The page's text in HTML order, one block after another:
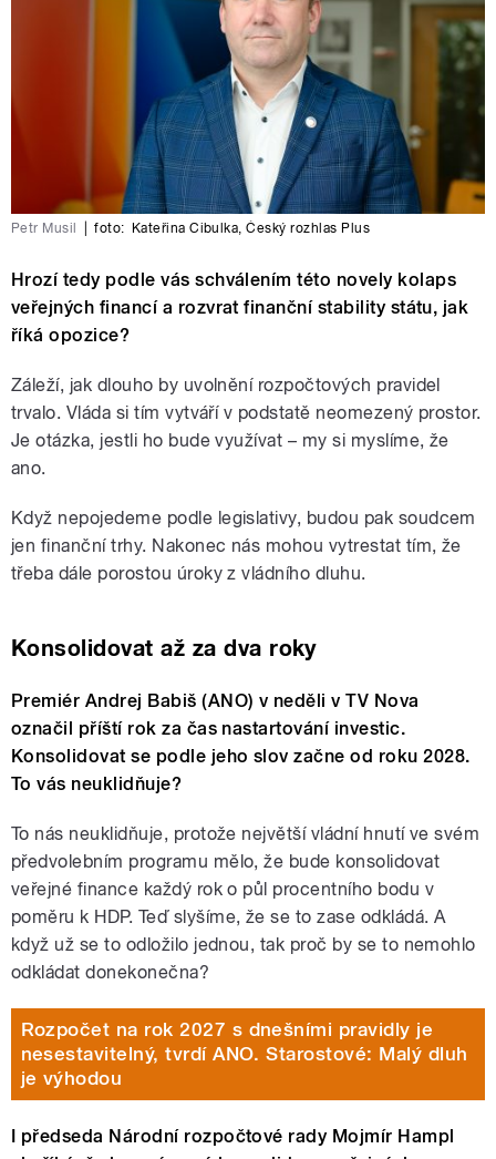
Petr Musil foto: Kateřina Cibulka ,Český rozhlas Plus
Hrozí tedy podle vás schválením této novely kolaps
veřejných financí a rozvrat finanční stability státu, jak
říká opozice?
Záleží, jak dlouho by uvolnění rozpočtových pravidel
trvalo. Vláda si tím vytváří v podstatě neomezený prostor.
Je otázka, jestli ho bude využívat – my si myslíme, že
ano.
Když nepojedeme podle legislativy, budou pak soudcem
jen finanční trhy. Nakonec nás mohou vytrestat tím, že
třeba dále porostou úroky z vládního dluhu.
Konsolidovat až za dva roky
Premiér Andrej Babiš (ANO) v neděli v TV Nova
označil příští rok za čas nastartování investic.
Konsolidovat se podle jeho slov začne od roku 2028.
To vás neuklidňuje?
To nás neuklidňuje, protože největší vládní hnutí ve svém
předvolebním programu mělo, že bude konsolidovat
veřejné finance každý rok o půl procentního bodu v
poměru k HDP. Teď slyšíme, že se to zase odkládá. A
když už se to odložilo jednou, tak proč by se to nemohlo
odkládat donekonečna?
Rozpočet na rok 2027 s dnešními pravidly je
nesestavitelný, tvrdí ANO. Starostové: Malý dluh
je výhodou
I předseda Národní rozpočtové rady Mojmír Hampl